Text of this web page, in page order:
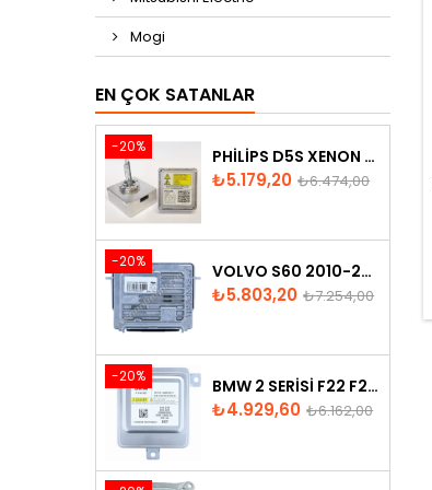
Mogi
EN ÇOK SATANLAR
-20% PHILIPS D5S XENON AMPUL
Fiyat
₺5.179,20 Normal
₺6.474,00
-20% VOLVO S60 2010-2018 XENON FAR BEYNI 31297942
Fiyat
₺5.803,20 Normal
₺7.254,00
-20% BMW 2 SERISI F22 F23 2013-2016 XENON FAR BEYNI 7318327
Fiyat
₺4.929,60 Normal
₺6.162,00